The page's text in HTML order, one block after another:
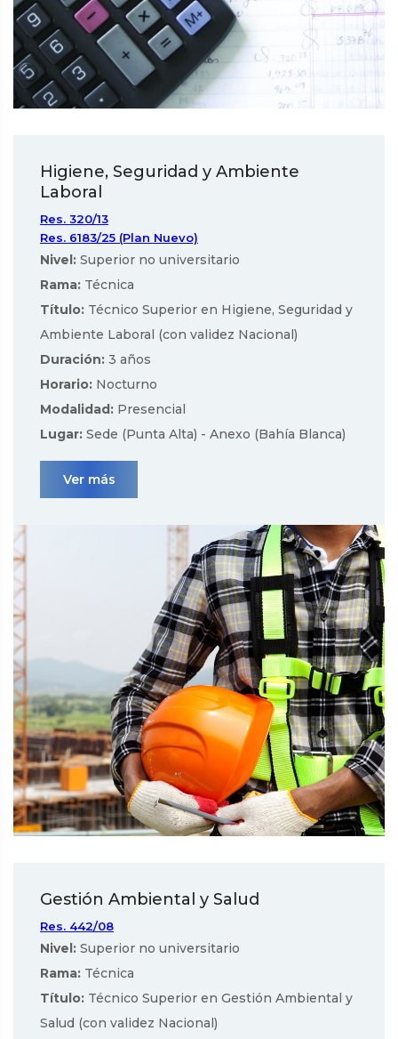
Higiene, Seguridad y Ambiente
Laboral
Res. 320/13
Res. 6183/25 (Plan Nuevo)
Nivel: Superior no universitario
Rama: Técnica
Título: Técnico Superior en Higiene, Seguridad y
Ambiente Laboral (con validez Nacional)
Duración: 3 años
Horario: Nocturno
Modalidad: Presencial
Lugar: Sede (Punta Alta) - Anexo (Bahía Blanca)
Ver más
Gestión Ambiental y Salud
Res. 442/08
Nivel: Superior no universitario
Rama: Técnica
Título: Técnico Superior en Gestión Ambiental y
Salud (con validez Nacional)